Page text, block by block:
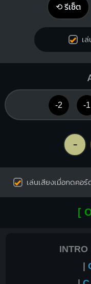
⟲ รีเซ็ต
เ
-2 -1
-
เล่นเสียงเมื่อกดคอร์
[
INTRO
|